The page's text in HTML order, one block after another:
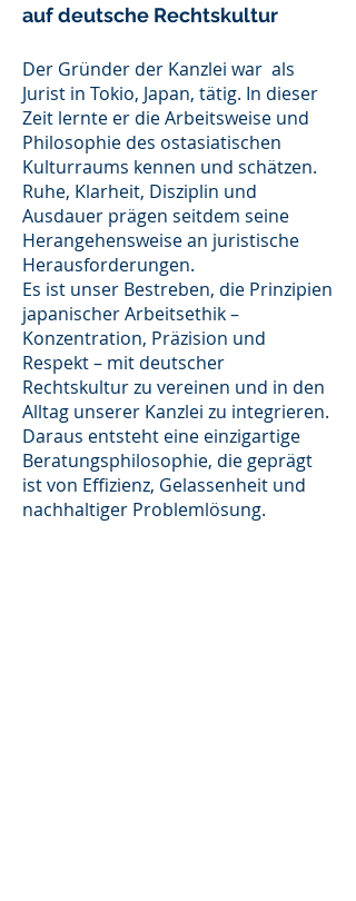
auf deutsche Rechtskultur
Der Gründer der Kanzlei war als
Jurist in Tokio, Japan, tätig. In dieser
Zeit lernte er die Arbeitsweise und
Philosophie des ostasiatischen
Kulturraums kennen und schätzen.
Ruhe, Klarheit, Disziplin und
Ausdauer prägen seitdem seine
Herangehensweise an juristische
Herausforderungen.
Es ist unser Bestreben, die Prinzipien
japanischer Arbeitsethik –
Konzentration, Präzision und
Respekt – mit deutscher
Rechtskultur zu vereinen und in den
Alltag unserer Kanzlei zu integrieren.
Daraus entsteht eine einzigartige
Beratungsphilosophie, die geprägt
ist von Effizienz, Gelassenheit und
nachhaltiger Problemlösung.